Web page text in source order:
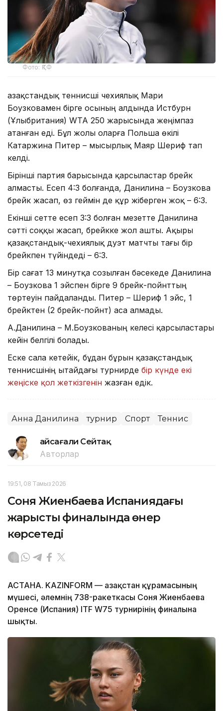
Фото: ҚТФ
Қазақстандық теннисші чехиялық Мари
Боузковамен бірге осының алдында Истбурн
(Ұлыбритания) WTA 250 жарысында жеңімпаз
атанған еді. Бұл жолы оларға Польша өкілі
Катаржина Питер – мысырлық Маяр Шериф тап
келді.
Бірінші партия барысында қарсыластар брейк
алмасты. Есеп 4:3 болғанда, Данилина – Боузкова
брейк жасап, өз геймін де құр жіберген жоқ – 6:3.
Екінші сетте есеп 3:3 болған мезетте Данилина
сәтті соққы жасап, брейкке жол ашты. Ақыры
қазақстандық-чехиялық дуэт матчты тағы бір
брейкпен түйіндеді – 6:3.
Бір сағат 13 минутқа созылған бәсекеде Данилина
– Боузкова 1 эйспен бірге 9 брейк-пойнттың
төртеуін пайдаланды. Питер – Шериф 1 эйс, 1
брейктен (2 брейк-пойнт) аса алмады.
А.Данилина – М.Боузкованың келесі қарсыластары
кейін белгілі болады.
Еске сала кетейік, бұдан бұрын қазақстандық
теннисшінің Қытайдағы турнирде бір күнде екі
жеңіске қол жеткізгенін жазған едік.
Анна Данилина турнир Спорт Теннис
Ғайсағали Сейтақ
Авторлар
19:51, 08 Тамыз 2026
Соня Жиенбаева Испаниядағы
жарыстың финалында өнер
көрсетеді
АСТАНА. KAZINFORM — Қазақстан құрамасының
мүшесі, әлемнің 738-ракеткасы Соня Жиенбаева
Оренсе (Испания) ITF W75 турнирінің финалына
шықты.